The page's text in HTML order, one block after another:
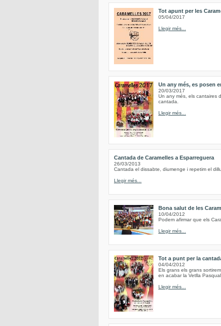
Tot apunt per les
05/04/2017
Llegir més...
Un any més, es posen
20/03/2017
Un any més, els cantaires
cantada.
Llegir més...
Cantada de Caramelles a Esparreguera
26/03/2013
Cantada el dissabte, diumenge i repetim el
Llegir més...
Bona salut de les
10/04/2012
Podem afirmar que els
Llegir més...
Tot a punt per la
04/04/2012
Els grans els grans
en acabar la Vetlla
Llegir més...